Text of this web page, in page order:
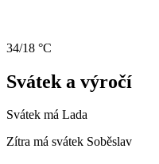
34/18 °C
Svátek a výročí
Svátek má Lada
Zítra má svátek Soběslav